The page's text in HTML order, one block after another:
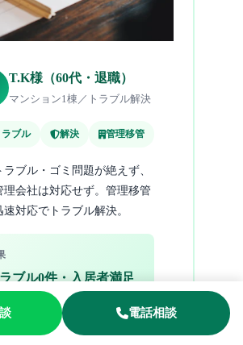
T.K様（60代・退職）
マンション1棟／トラブル解決
ラブル 解決 管理移管
ラブル・ゴミ問題が絶えず、
理会社は対応せず。管理移管
速対応でトラブル解決。
ラブル0件・入居者満足
電話相談
電話相談